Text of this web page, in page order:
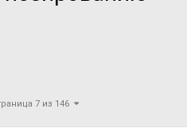
7 из 146